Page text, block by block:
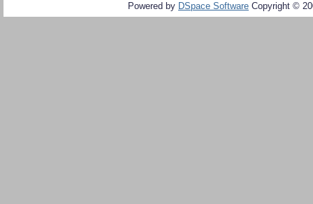
Powered by DSpace Software Copyright ©